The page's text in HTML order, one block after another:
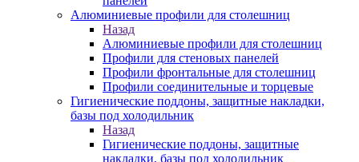
Алюминиевые профили для столешниц
Назад
Алюминиевые профили для столешниц
Профили для стеновых панелей
Профили фронтальные для столешниц
Профили соединительные и торцевые
Гигиенические поддоны, защитные накладки,
базы под холодильник
Назад
Гигиенические поддоны, защитные
накладки, базы под холодильник